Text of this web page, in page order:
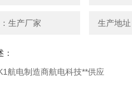
生产厂家 生产地址
航电制造商航电科技**供应